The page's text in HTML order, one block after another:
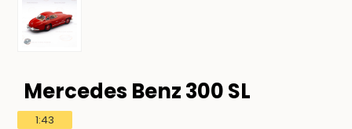
Mercedes Benz 300 SL
1:43